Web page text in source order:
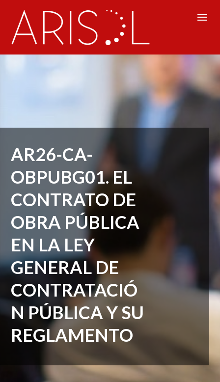
AR26-CA-
OBPUBG01. EL
CONTRATO DE
OBRA PÚBLICA
EN LA LEY
GENERAL DE
CONTRATACIÓ
N PÚBLICA Y SU
REGLAMENTO